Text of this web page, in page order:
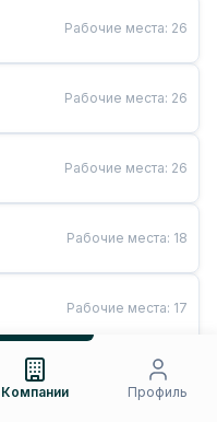
Рабочие места: 26
Рабочие места: 26
Рабочие места: 26
Рабочие места: 18
Рабочие места: 17
Рабочие места
Компании Профиль